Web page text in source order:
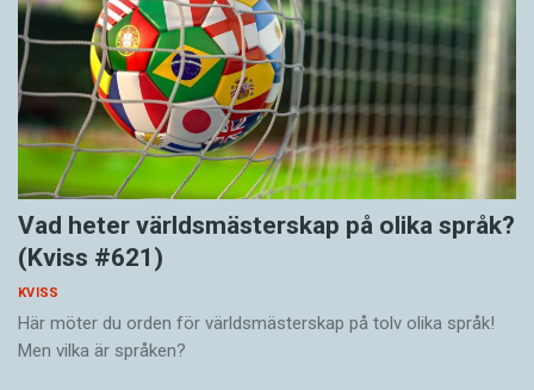
Vad heter världsmästerskap på olika språk?
(Kviss #621)
KVISS
Här möter du orden för världsmästerskap på tolv olika språk!
Men vilka är språken?